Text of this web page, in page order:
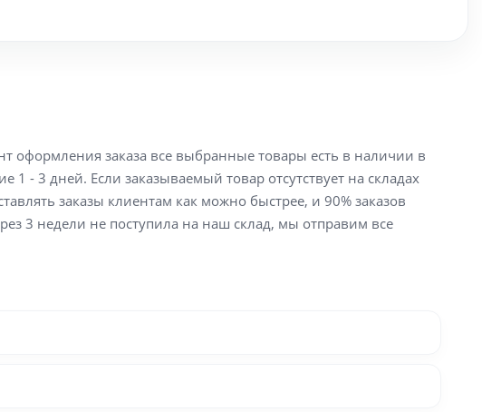
оформления заказа все выбранные товары есть в наличии в
- 3 дней. Если заказываемый товар отсутствует на складах
заказы клиентам как можно быстрее, и 90% заказов
3 недели не поступила на наш склад, мы отправим все